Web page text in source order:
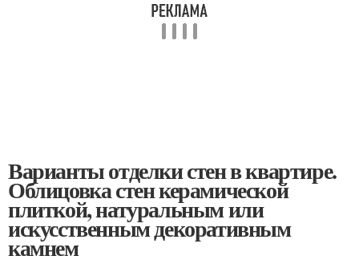
Варианты отделки стен в квартире.
Облицовка стен керамической
плиткой, натуральным или
искусственным декоративным
камнем